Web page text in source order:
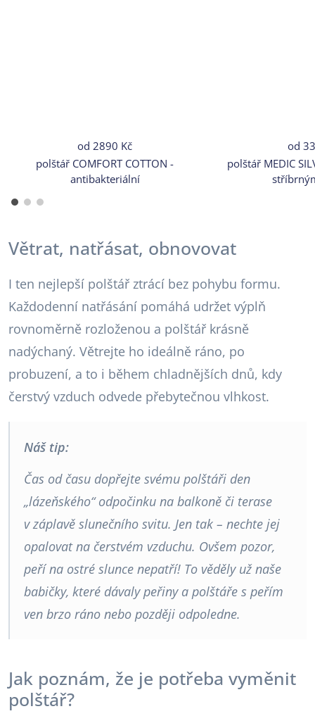
od2890 Kč
polštář COMFORT COTTON -
antibakteriální
od
polštář MEDIC
Větrat, natřásat, obnovovat
I ten nejlepší polštář ztrácí bez pohybu formu.
Každodenní natřásání pomáhá udržet výplň
rovnoměrně rozloženou a polštář krásně
nadýchaný. Větrejte ho ideálně ráno, po
probuzení, a to i během chladnějších dnů, kdy
čerstvý vzduch odvede přebytečnou vlhkost.
Náš tip:
Čas od času dopřejte svému polštáři den
„lázeňského“ odpočinku na balkoně či terase
v záplavě slunečního svitu. Jen tak – nechte jej
opalovat na čerstvém vzduchu. Ovšem pozor,
peří na ostré slunce nepatří! To věděly už naše
babičky, které dávaly peřiny a polštáře s peřím
ven brzo ráno nebo později odpoledne.
Jak poznám, že je potřeba vyměnit
polštář?